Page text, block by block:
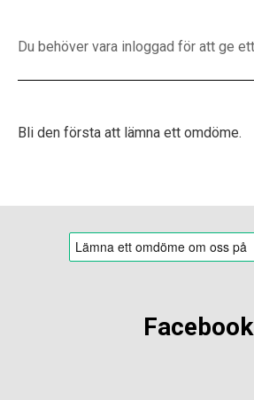
Bli den första att lämna ett omdöme.
Facebook